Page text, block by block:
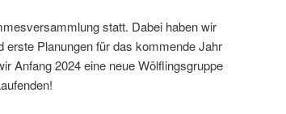
statt. Dabei haben wir
Planungen für das kommende Jahr
Anfang 2024 eine neue Wölflingsgruppe